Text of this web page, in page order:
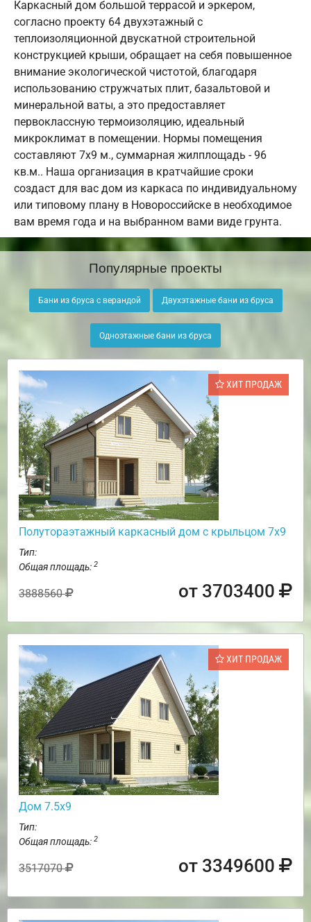
Каркасный дом большой террасой и эркером,
согласно проекту 64 двухэтажный с
теплоизоляционной двускатной строительной
конструкцией крыши, обращает на себя повышенное
внимание экологической чистотой, благодаря
использованию стружчатых плит, базальтовой и
минеральной ваты, а это предоставляет
первоклассную термоизоляцию, идеальный
микроклимат в помещении. Нормы помещения
составляют 7х9 м., суммарная жилплощадь - 96
кв.м.. Наша организация в кратчайшие сроки
создаст для вас дом из каркаса по индивидуальному
или типовому плану в Новороссийске в необходимое
вам время года и на выбранном вами виде грунта.
Популярные проекты
Бани из бруса с верандой Двухэтажные бани из бруса
Одноэтажные бани из бруса
ХИТ ПРОДАЖ
Полутораэтажный каркасный дом с крыльцом 7х9
Тип:
Общая площадь: 2
3888560 от 3703400
ХИТ ПРОДАЖ
Дом 7.5х9
Тип:
Общая площадь: 2
3517070 от 3349600